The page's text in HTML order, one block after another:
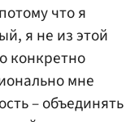
что я
я не из этой
конкретно
мне
– объединять